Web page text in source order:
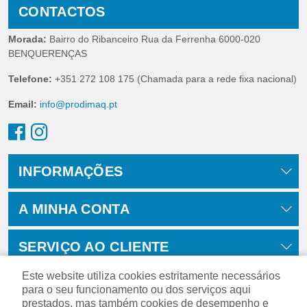
CONTACTOS
Morada: Bairro do Ribanceiro Rua da Ferrenha 6000-020
BENQUERENÇAS
Telefone: +351 272 108 175 (Chamada para a rede fixa nacional)
Email: info@prodimaq.pt
INFORMAÇÕES
A MINHA CONTA
SERVIÇO AO CLIENTE
Este website utiliza cookies estritamente necessários
para o seu funcionamento ou dos serviços aqui
prestados, mas também cookies de desempenho e